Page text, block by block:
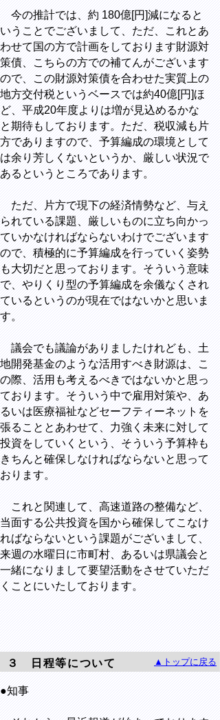
今の推計では、約 180億[円]減になると
いうことでございまして、ただ、これとあ
わせて国の方で計画をしております財源対
策債、こちらの方での補てんがございます
ので、この財源対策債を合わせた実質上の
地方交付税というベースでは約40億[円]ほ
ど、平成20年度よりは増が見込めるかな
と期待もしております。ただ、税収減も片
方でありますので、予算編成の環境として
は余り芳しくないというか、厳しい状況で
あるというところであります。
ただ、片方で現下の経済情勢など、与え
られている課題、厳しいものに立ち向かっ
ていかなければならないわけでございます
ので、積極的に予算編成を行っていく姿勢
も大切だと思っております。そういう意味
で、やりくり型の予算編成を余儀なくされ
ているというのが現在ではないかと思いま
す。
議会でも議論がありましたけれども、土
地開発基金のような活用すべき財源は、こ
の際、活用も考えるべきではないかと思っ
ております。そういう中で雇用対策や、あ
るいは医療福祉などセーフティーネットを
張ることとあわせて、力強く未来に対して
投資をしていくという、そういう予算枠も
きちんと確保しなければならないと思って
おります。
これと関連して、高速道路の整備など、
当面する公共投資を国から確保してこなけ
ればならないという課題がございまして、
来週の水曜日に市町村、あるいは県議会と
一緒になりまして要望活動をさせていただ
くことにいたしております。
３ 日程等について ▲トップに戻る
●知事